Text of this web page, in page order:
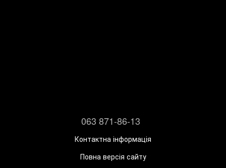
063 871-86-13
Контактна інформація
Повна версія сайту